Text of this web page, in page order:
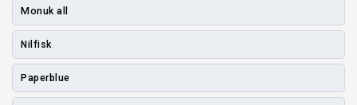
Monuk all
Nilfisk
Paperblue